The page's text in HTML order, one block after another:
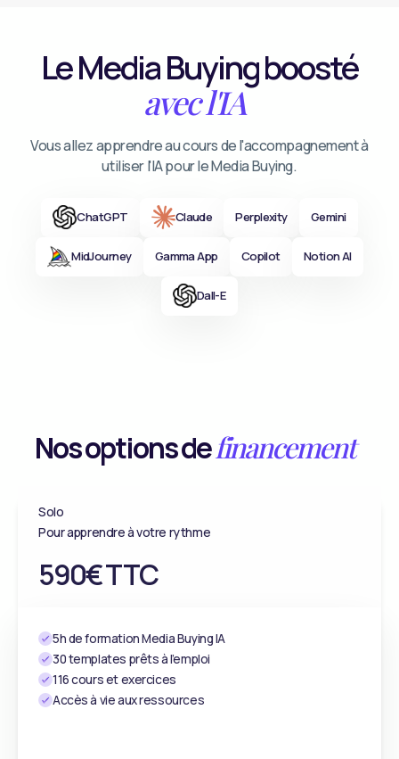
Le Media Buying boosté
avec l'IA
Vous allez apprendre au cours de l'accompagnement à
utiliser l'IA pour le Media Buying.
ChatGPT Claude Perplexity Gemini
MidJourney Gamma App Copilot Notion AI
Dall-E
Nos options definancement
Solo
Pour apprendre à votre rythme
590€ TTC
5h de formation Media Buying IA
30 templates prêts à l’emploi
116 cours et exercices
Accès à vie aux ressources